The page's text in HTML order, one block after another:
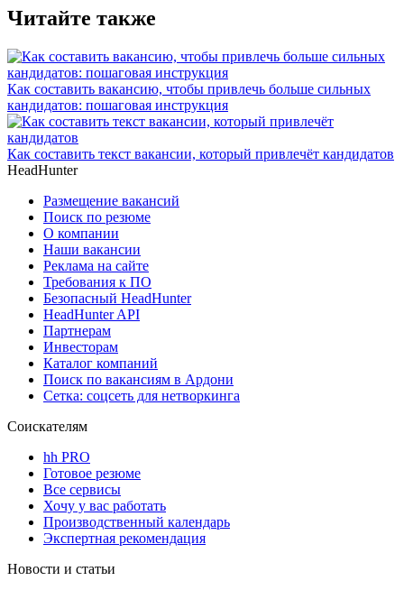
Читайте также
Как составить вакансию, чтобы привлечь больше сильных
кандидатов: пошаговая инструкция
Как составить текст вакансии, который привлечёт кандидатов
HeadHunter
Размещение вакансий
Поиск по резюме
О компании
Наши вакансии
Реклама на сайте
Требования к ПО
Безопасный HeadHunter
HeadHunter API
Партнерам
Инвесторам
Каталог компаний
Поиск по вакансиям в Ардони
Сетка: соцсеть для нетворкинга
Соискателям
hh PRO
Готовое резюме
Все сервисы
Хочу у вас работать
Производственный календарь
Экспертная рекомендация
Новости и статьи